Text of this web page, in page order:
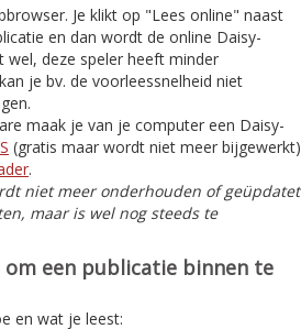
Je klikt op "Lees online" naast
en dan wordt de online Daisy-
wel, deze speler heeft minder
je bv. de voorleessnelheid niet
maak je van je computer een Daisy-
(gratis maar wordt niet meer bijgewerkt)
.
niet meer onderhouden of geüpdatet
maar is wel nog steeds te
een publicatie binnen te
en wat je leest: